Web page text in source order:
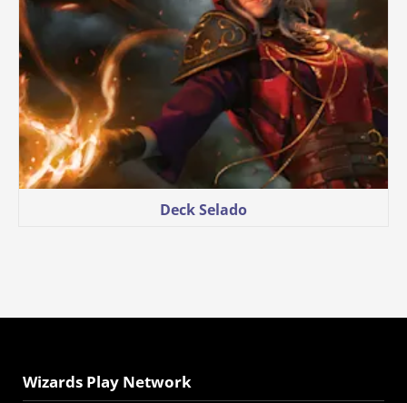
Deck Selado
Wizards Play Network